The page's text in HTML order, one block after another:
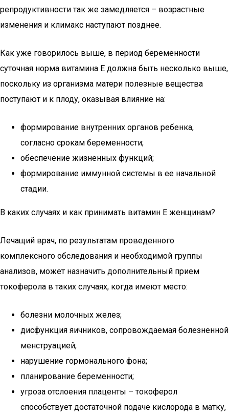
репродуктивности так же замедляется – возрастные
изменения и климакс наступают позднее.
Как уже говорилось выше, в период беременности
суточная норма витамина Е должна быть несколько выше,
поскольку из организма матери полезные вещества
поступают и к плоду, оказывая влияние на:
формирование внутренних органов ребенка,
согласно срокам беременности;
обеспечение жизненных функций;
формирование иммунной системы в ее начальной
стадии.
В каких случаях и как принимать витамин Е женщинам?
Лечащий врач, по результатам проведенного
комплексного обследования и необходимой группы
анализов, может назначить дополнительный прием
токоферола в таких случаях, когда имеют место:
болезни молочных желез;
дисфункция яичников, сопровождаемая болезненной
менструацией;
нарушение гормонального фона;
планирование беременности;
угроза отслоения плаценты – токоферол
способствует достаточной подаче кислорода в матку,